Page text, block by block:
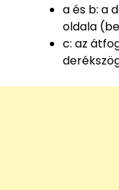
a és b: a
oldala
c: az